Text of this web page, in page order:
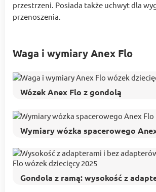
przestrzeni. Posiada także uchwyt dla
przenoszenia.
Waga i wymiary Anex Flo
Wózek Anex Flo z gondolą
Wymiary wózka spacerowego
Gondola z ramą: wysokość z